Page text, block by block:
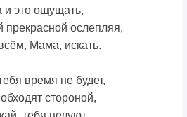
и это ощущать,
прекрасной ослепляя,
Мама, искать.
время не будет,
стороной,